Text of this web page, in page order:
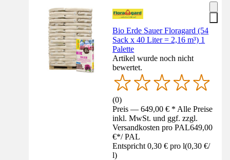
Bio Erde Sauer Floragard (54
Sack x 40 Liter = 2,16 m³) 1
Palette
Artikel wurde noch nicht
bewertet.
(0)
Preis — 649,00 € * Alle Preise
inkl. MwSt. und ggf. zzgl.
Versandkosten pro PAL649,00
€*/ PAL
Entspricht 0,30 € pro l(0,30 €/
l)